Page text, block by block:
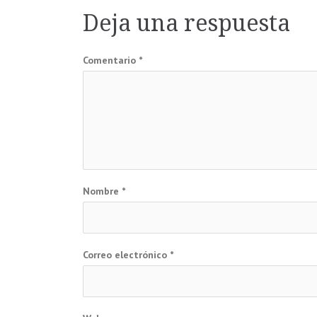
de
entradas
Deja una respuesta
Comentario *
Nombre *
Correo electrónico *